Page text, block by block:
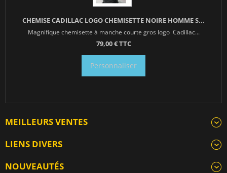
CHEMISE CADILLAC LOGO CHEMISETTE NOIRE HOMME S...
Magnifique chemisette à manche courte gros logo Cadillac...
79,00 € TTC
Personnaliser
MEILLEURS VENTES
LIENS DIVERS
NOUVEAUTÉS